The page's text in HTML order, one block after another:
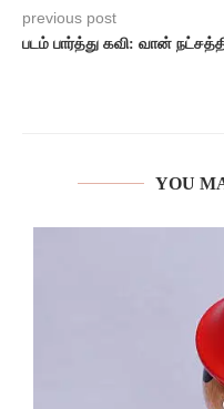
previous post
படம் பார்த்து கவி: வான்
YOU